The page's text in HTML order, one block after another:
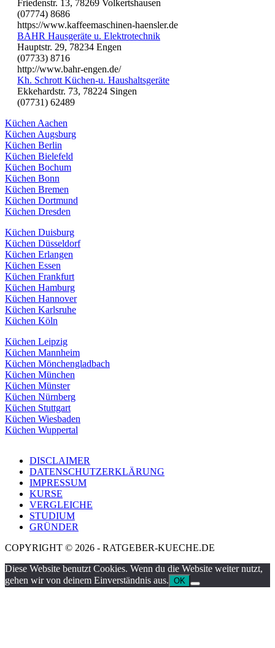
Friedenstr. 13, 78269 Volkertshausen
(07774) 8686
https://www.kaffeemaschinen-haensler.de
BAHR Hausgeräte u. Elektrotechnik
Hauptstr. 29, 78234 Engen
(07733) 8716
http://www.bahr-engen.de/
Kh. Schrott Küchen-u. Haushaltsgeräte
Ekkehardstr. 73, 78224 Singen
(07731) 62489
Küchen Aachen
Küchen Augsburg
Küchen Berlin
Küchen Bielefeld
Küchen Bochum
Küchen Bonn
Küchen Bremen
Küchen Dortmund
Küchen Dresden
Küchen Duisburg
Küchen Düsseldorf
Küchen Erlangen
Küchen Essen
Küchen Frankfurt
Küchen Hamburg
Küchen Hannover
Küchen Karlsruhe
Küchen Köln
Küchen Leipzig
Küchen Mannheim
Küchen Mönchengladbach
Küchen München
Küchen Münster
Küchen Nürnberg
Küchen Stuttgart
Küchen Wiesbaden
Küchen Wuppertal
DISCLAIMER
DATENSCHUTZERKLÄRUNG
IMPRESSUM
KURSE
VERGLEICHE
STUDIUM
GRÜNDER
COPYRIGHT © 2026 - RATGEBER-KUECHE.DE
Diese Website benutzt Cookies. Wenn du die Website weiter nutzt,
gehen wir von deinem Einverständnis aus. OK